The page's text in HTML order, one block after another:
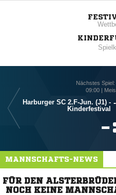
Nächstes
09:00 |
Harburger SC 2.F-Jun. (J1) -
Kinderfestival
-

MANNSCHAFTS-NEWS
FÜR DEN
NOCH KEINE